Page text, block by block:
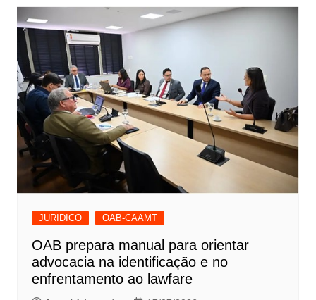
JURIDICO OAB-CAAMT
OAB prepara manual para orientar
advocacia na identificação e no
enfrentamento ao lawfare